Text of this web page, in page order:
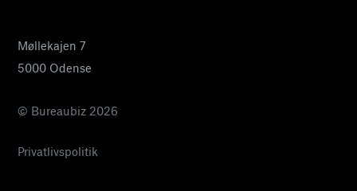
Møllekajen 7
5000 Odense
© Bureaubiz 2026
Privatlivspolitik